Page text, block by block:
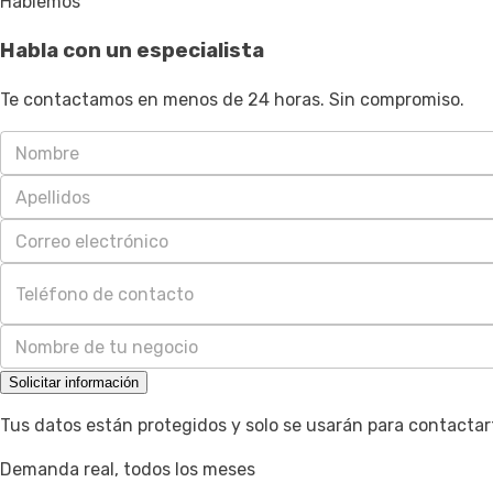
Habla con un especialista
Te contactamos en menos de 24 horas. Sin compromiso.
Solicitar información
Tus datos están protegidos y solo se usarán para
Demanda real, todos los meses